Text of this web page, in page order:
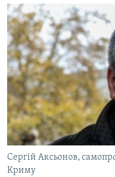
Перейти
до
пошуку
ПОГЛЯД
ІНТЕРВ'Ю
ВСЕ ЗА ДЕНЬ
СПЕЦПРОЕКТИ
ДЕПОРТАЦІЯ
ВІДЕОУРОКИ «ELIFBE»
СВІДЧЕННЯ ОКУПАЦІЇ
УКРАЇНСЬКА ПРОБЛЕМА
ЯК ОБІЙТИ
Русский
Qırımtatar
Сергій Аксьонов,
Криму